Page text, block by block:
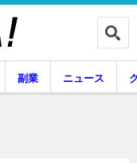
副業 ニュース